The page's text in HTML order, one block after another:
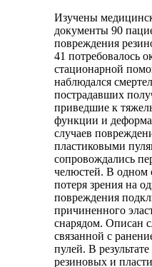
Изучены
документы 90
повреждения
41 потребовалось
стационарной
наблюдался
пострадавших
приведшие к
функции и
случаев
пластиковыми
сопровождались
челюстей. В одном
потеря зрения на
повреждения
причиненного
снарядом. Описан
связанной с
пулей. В
резиновых и